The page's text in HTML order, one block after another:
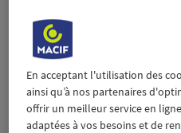
publique. Avec ce
Courtage et AlterNative
commune de s’adresser
publique avec la création
partage de valeurs
19 novembre 2021
En acceptant l'utilisation des
ainsi qu’à nos partenaires
offrir un meilleur service en
adaptées à vos besoins et de